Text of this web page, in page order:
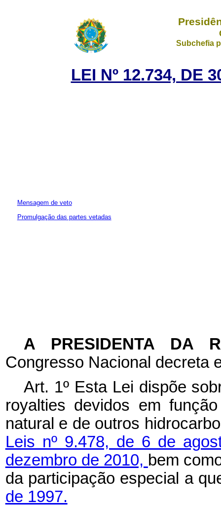
Subchefia
LEI Nº 12.734, DE
Mensagem de veto
Promulgação das partes vetadas
A PRESIDENTA DA
Congresso Nacional decreta
Art. 1º Esta Lei dispõe
royalties devidos em
natural e de outros
Leis nº 9.478, de 6 de
dezembro de 2010, bem
da participação especial a
de 1997.